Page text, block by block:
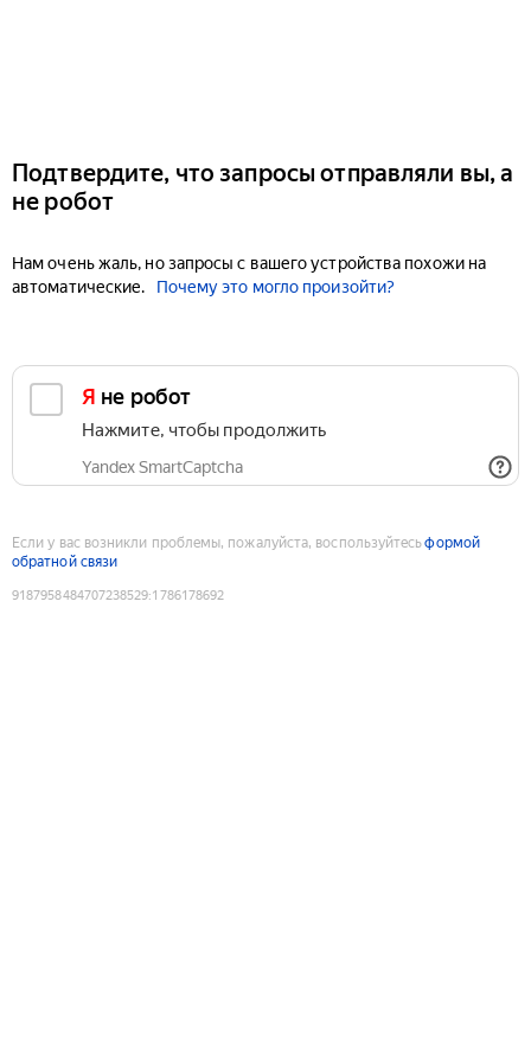
Подтвердите, что запросы отправляли вы, а
не робот
Нам очень жаль, но запросы с вашего устройства похожи на
автоматические.
Почему это могло произойти?
Я не робот
Нажмите, чтобы продолжить
Yandex SmartCaptcha
Если у вас возникли проблемы, пожалуйста, воспользуйтесьформой
обратной связи
9187958484707238529:1786178692